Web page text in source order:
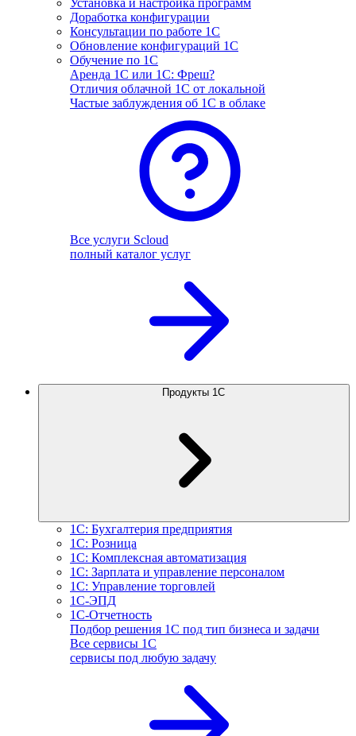
Установка и настройка программ
Доработка конфигурации
Консультации по работе 1С
Обновление конфигураций 1С
Обучение по 1С
Аренда 1С или 1С: Фреш?
Отличия облачной 1С от локальной
Частые заблуждения об 1С в облаке
Все услуги Scloud
полный каталог услуг
Продукты 1С
1С: Бухгалтерия предприятия
1С: Розница
1С: Комплексная автоматизация
1С: Зарплата и управление персоналом
1С: Управление торговлей
1С-ЭПД
1С-Отчетность
Подбор решения 1С под тип бизнеса и задачи
Все сервисы 1С
сервисы под любую задачу